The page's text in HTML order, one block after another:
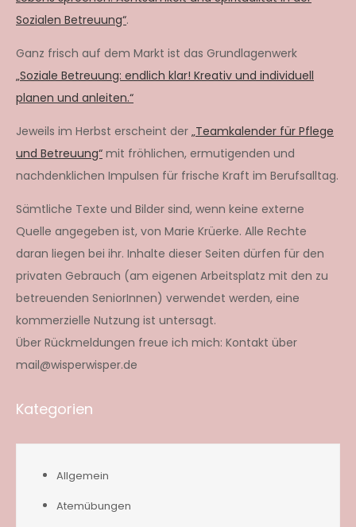
Sozialen Betreuung“.
Ganz frisch auf dem Markt ist das Grundlagenwerk
„Soziale Betreuung: endlich klar! Kreativ und individuell
planen und anleiten.“
Jeweils im Herbst erscheint der „Teamkalender für Pflege
und Betreuung“ mit fröhlichen, ermutigenden und
nachdenklichen Impulsen für frische Kraft im Berufsalltag.
Sämtliche Texte und Bilder sind, wenn keine externe
Quelle angegeben ist, von Marie Krüerke. Alle Rechte
daran liegen bei ihr. Inhalte dieser Seiten dürfen für den
privaten Gebrauch (am eigenen Arbeitsplatz mit den zu
betreuenden SeniorInnen) verwendet werden, eine
kommerzielle Nutzung ist untersagt.
Über Rückmeldungen freue ich mich: Kontakt über
mail@wisperwisper.de
Kategorien
Allgemein
Atemübungen